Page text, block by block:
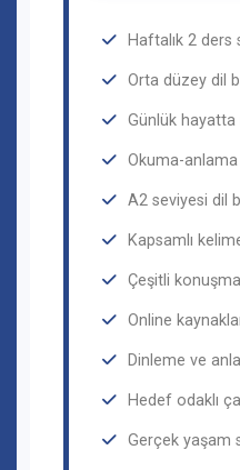
Haftalık 2 ders
Orta düzey dil
Günlük
Okuma-
A2 seviyesi dil
Kapsamlı
Çeşitli
Online
Dinleme ve
Hedef odaklı
Gerçek yaşam